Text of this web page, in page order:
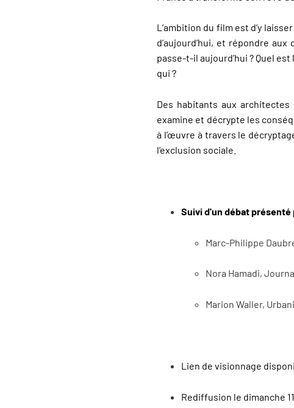
L’ambition du film est d’y
d’aujourd’hui, et répondre
passe-t-il aujourd’hui ? Quel
qui ?
Des habitants aux
examine et décrypte les
à l’œuvre à travers le
l’exclusion sociale.
Suivi d'un débat présenté
Marc-Philippe
Nora Hamadi,
Marion Waller,
Lien de visionnage
Rediffusion le dimanche